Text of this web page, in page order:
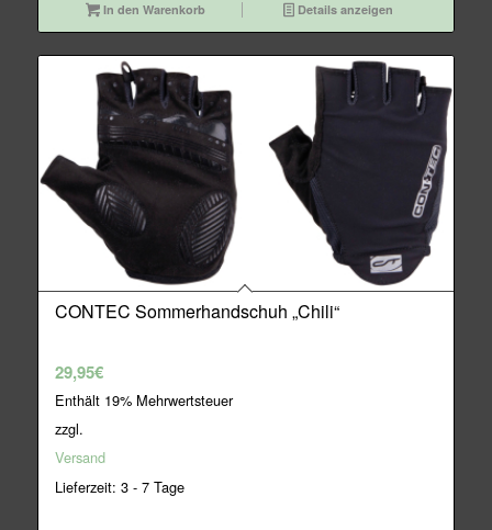
In den Warenkorb Details anzeigen
CONTEC Sommerhandschuh „Chili“
29,95€
Enthält 19% Mehrwertsteuer
zzgl.
Versand
Lieferzeit: 3 - 7 Tage